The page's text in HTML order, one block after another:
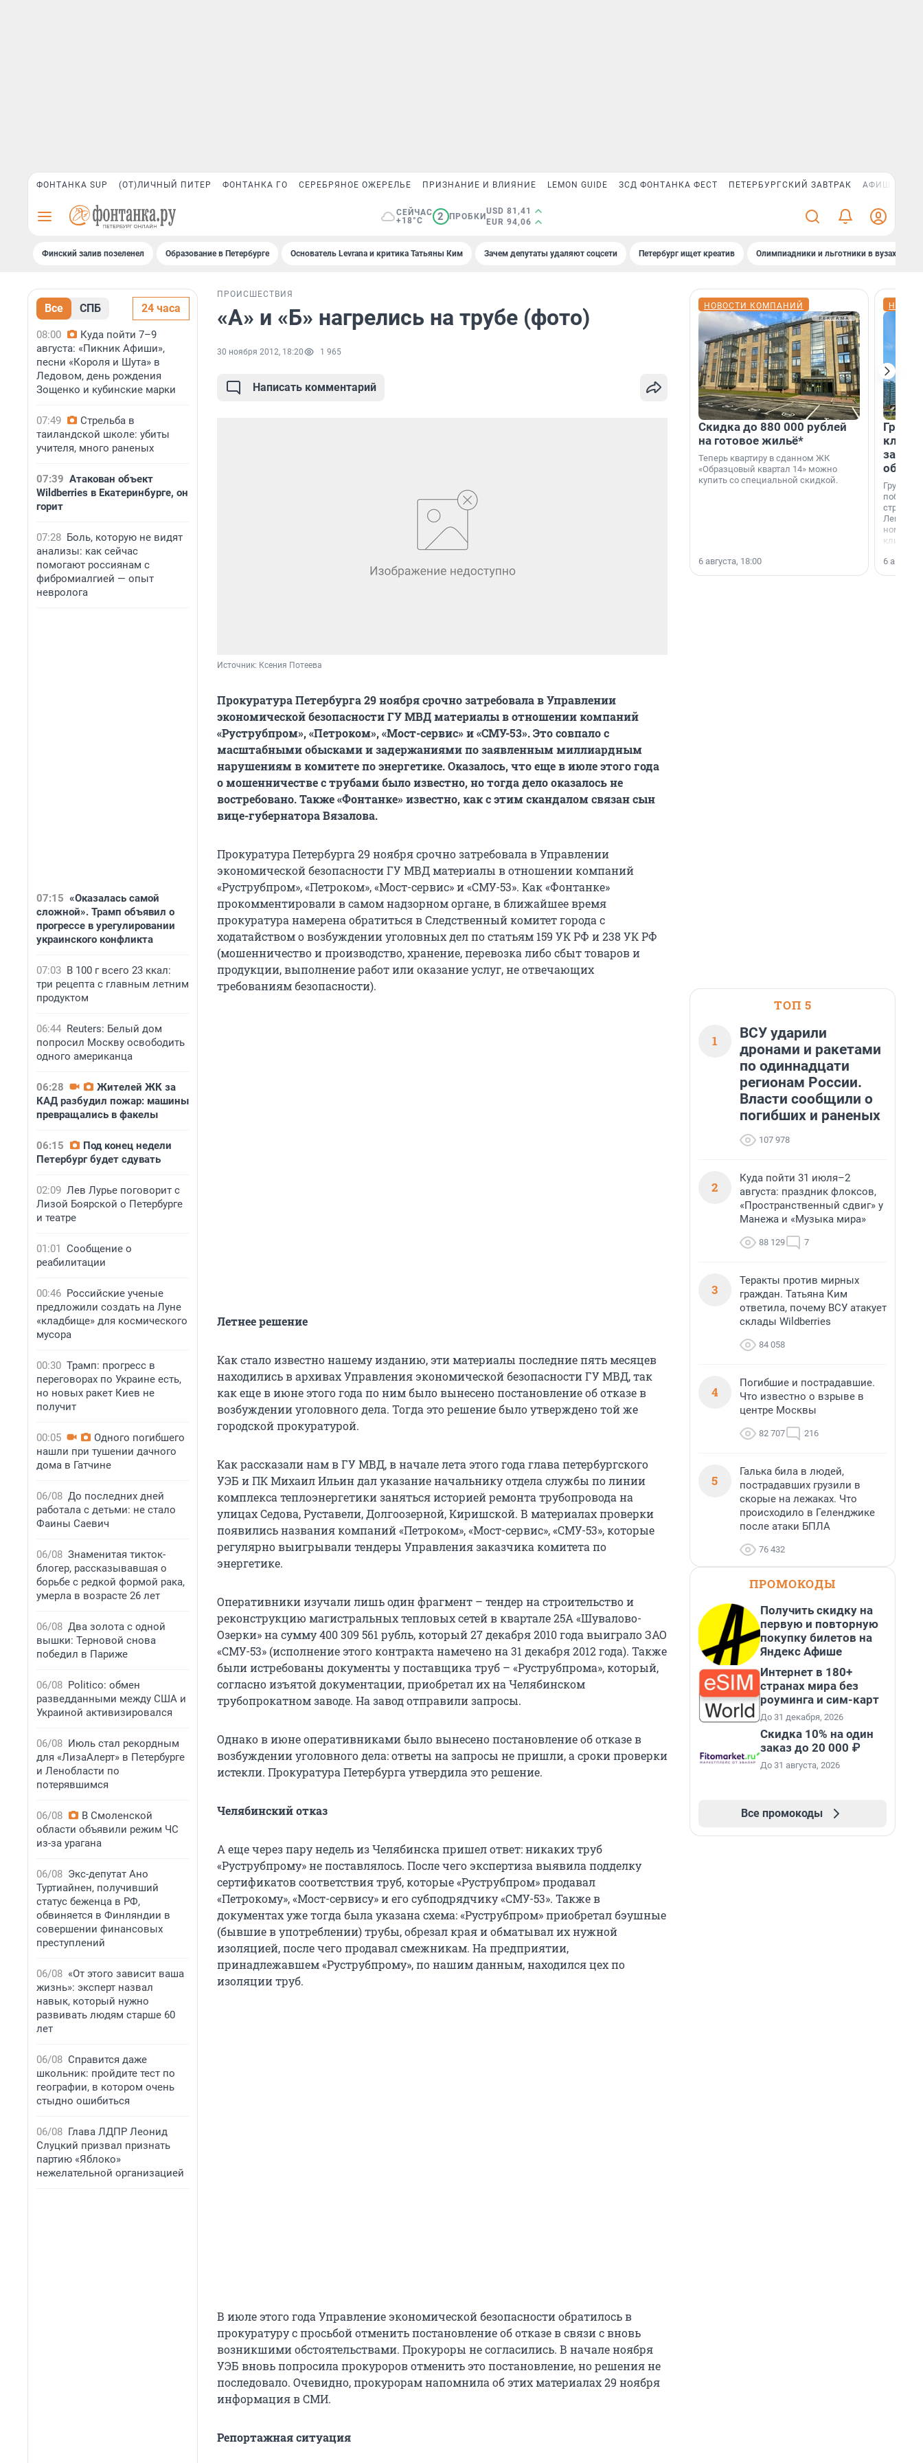
ФОНТАНКА SUP (ОТ)ЛИЧНЫЙ ПИТЕР ФОНТАНКА ГО СЕРЕБРЯНОЕ ОЖЕРЕЛЬЕ ПРИЗНАНИЕ И ВЛИЯНИЕ LEMON GUIDE ЗСД ФОНТАНКА ФЕСТ ПЕТЕРБУРГСКИЙ ЗАВТРАК АФИША PLUS
СЕЙЧАС
+18°C
2 ПРОБКИ
USD 81,41
EUR 94,06
Финский залив позеленел Образование в Петербурге Основатель Levrana и критика Татьяны Ким Зачем депутаты удаляют соцсети Петербург ищет креатив Олимпиадники и льготники в вузах СПб
Все СПБ 24 часа
08:00
Куда пойти 7–9
августа: «Пикник Афиши»,
песни «Короля и Шута» в
Ледовом, день рождения
Зощенко и кубинские марки
07:49
Стрельба в
таиландской школе: убиты
учителя, много раненых
07:39 Атакован объект
Wildberries в Екатеринбурге, он
горит
07:28 Боль, которую не видят
анализы: как сейчас
помогают россиянам с
фибромиалгией — опыт
невролога
07:15 «Оказалась самой
сложной». Трамп объявил о
прогрессе в урегулировании
украинского конфликта
07:03 В 100 г всего 23 ккал:
три рецепта с главным летним
продуктом
06:44 Reuters: Белый дом
попросил Москву освободить
одного американца
06:28
Жителей ЖК за
КАД разбудил пожар: машины
превращались в факелы
06:15
Под конец недели
Петербург будет сдувать
02:09 Лев Лурье поговорит с
Лизой Боярской о Петербурге
и театре
01:01 Сообщение о
реабилитации
00:46 Российские ученые
предложили создать на Луне
«кладбище» для космического
мусора
00:30 Трамп: прогресс в
переговорах по Украине есть,
но новых ракет Киев не
получит
00:05
Одного погибшего
нашли при тушении дачного
дома в Гатчине
06/08 До последних дней
работала с детьми: не стало
Фаины Саевич
06/08 Знаменитая тикток-
блогер, рассказывавшая о
борьбе с редкой формой рака,
умерла в возрасте 26 лет
06/08 Два золота с одной
вышки: Терновой снова
победил в Париже
06/08 Politico: обмен
разведданными между США и
Украиной активизировался
06/08 Июль стал рекордным
для «ЛизаАлерт» в Петербурге
и Ленобласти по
потерявшимся
06/08
В Смоленской
области объявили режим ЧС
из-за урагана
06/08 Экс-депутат Ано
Туртиайнен, получивший
статус беженца в РФ,
обвиняется в Финляндии в
совершении финансовых
преступлений
06/08 «От этого зависит ваша
жизнь»: эксперт назвал
навык, который нужно
развивать людям старше 60
лет
06/08 Справится даже
школьник: пройдите тест по
географии, в котором очень
стыдно ошибиться
06/08 Глава ЛДПР Леонид
Слуцкий призвал признать
партию «Яблоко»
нежелательной организацией
ПРОИСШЕСТВИЯ
«А» и «Б» нагрелись на трубе (фото)
30 ноября 2012, 18:20 1 965
Написать комментарий
Источник: Ксения Потеева
Прокуратура Петербурга 29 ноября срочно затребовала в Управлении
экономической безопасности ГУ МВД материалы в отношении компаний
«Руструбпром», «Петроком», «Мост-сервис» и «СМУ-53». Это совпало с
масштабными обысками и задержаниями по заявленным миллиардным
нарушениям в комитете по энергетике. Оказалось, что еще в июле этого года
о мошенничестве с трубами было известно, но тогда дело оказалось не
востребовано. Также «Фонтанке» известно, как с этим скандалом связан сын
вице-губернатора Вязалова.
Прокуратура Петербурга 29 ноября срочно затребовала в Управлении
экономической безопасности ГУ МВД материалы в отношении компаний
«Руструбпром», «Петроком», «Мост-сервис» и «СМУ-53». Как «Фонтанке»
прокомментировали в самом надзорном органе, в ближайшее время
прокуратура намерена обратиться в Следственный комитет города с
ходатайством о возбуждении уголовных дел по статьям 159 УК РФ и 238 УК РФ
(мошенничество и производство, хранение, перевозка либо сбыт товаров и
продукции, выполнение работ или оказание услуг, не отвечающих
требованиям безопасности).
Летнее решение
Как стало известно нашему изданию, эти материалы последние пять месяцев
находились в архивах Управления экономической безопасности ГУ МВД, так
как еще в июне этого года по ним было вынесено постановление об отказе в
возбуждении уголовного дела. Тогда это решение было утверждено той же
городской прокуратурой.
Как рассказали нам в ГУ МВД, в начале лета этого года глава петербургского
УЭБ и ПК Михаил Ильин дал указание начальнику отдела службы по линии
комплекса теплоэнергетики заняться историей ремонта трубопровода на
улицах Седова, Руставели, Долгоозерной, Киришской. В материалах проверки
появились названия компаний «Петроком», «Мост-сервис», «СМУ-53», которые
регулярно выигрывали тендеры Управления заказчика комитета по
энергетике.
Оперативники изучали лишь один фрагмент – тендер на строительство и
реконструкцию магистральных тепловых сетей в квартале 25А «Шувалово-
Озерки» на сумму 400 309 561 рубль, который 27 декабря 2010 года выиграло ЗАО
«СМУ-53» (исполнение этого контракта намечено на 31 декабря 2012 года). Также
были истребованы документы у поставщика труб – «Руструбпрома», который,
согласно изъятой документации, приобретал их на Челябинском
трубопрокатном заводе. На завод отправили запросы.
Однако в июне оперативниками было вынесено постановление об отказе в
возбуждении уголовного дела: ответы на запросы не пришли, а сроки проверки
истекли. Прокуратура Петербурга утвердила это решение.
Челябинский отказ
А еще через пару недель из Челябинска пришел ответ: никаких труб
«Руструбпрому» не поставлялось. После чего экспертиза выявила подделку
сертификатов соответствия труб, которые «Руструбпром» продавал
«Петрокому», «Мост-сервису» и его субподрядчику «СМУ-53». Также в
документах уже тогда была указана схема: «Руструбпром» приобретал бэушные
(бывшие в употреблении) трубы, обрезал края и обматывал их нужной
изоляцией, после чего продавал смежникам. На предприятии,
принадлежавшем «Руструбпрому», по нашим данным, находился цех по
изоляции труб.
В июле этого года Управление экономической безопасности обратилось в
прокуратуру с просьбой отменить постановление об отказе в связи с вновь
возникшими обстоятельствами. Прокуроры не согласились. В начале ноября
УЭБ вновь попросила прокуроров отменить это постановление, но решения не
последовало. Очевидно, прокурорам напомнила об этих материалах 29 ноября
информация в СМИ.
Репортажная ситуация
НОВОСТИ КОМПАНИЙ
Скидка до 880 000 рублей
на готовое жильё*
Теперь квартиру в сданном ЖК
«Образцовый квартал 14» можно
купить со специальной скидкой.
6 августа, 18:00
Группа
области».
6
ТОП 5
1
ВСУ ударили
дронами и ракетами
по одиннадцати
регионам России.
Власти сообщили о
погибших и раненых
107 978
2
Куда пойти 31 июля–2
августа: праздник флоксов,
«Пространственный сдвиг» у
Манежа и «Музыка мира»
88 129 7
3
Теракты против мирных
граждан. Татьяна Ким
ответила, почему ВСУ атакует
склады Wildberries
84 058
4
Погибшие и пострадавшие.
Что известно о взрыве в
центре Москвы
82 707 216
5
Галька била в людей,
пострадавших грузили в
скорые на лежаках. Что
происходило в Геленджике
после атаки БПЛА
76 432
ПРОМОКОДЫ
Получить скидку на
первую и повторную
покупку билетов на
Яндекс Афише
Интернет в 180+
странах мира без
роуминга и сим-карт
До 31 декабря, 2026
Скидка 10% на один
заказ до 20 000 ₽
До 31 августа, 2026
Все промокоды